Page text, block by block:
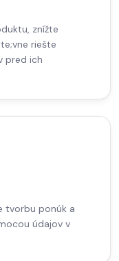
znížte
riešte
pred ich
tvorbu ponúk a
údajov v